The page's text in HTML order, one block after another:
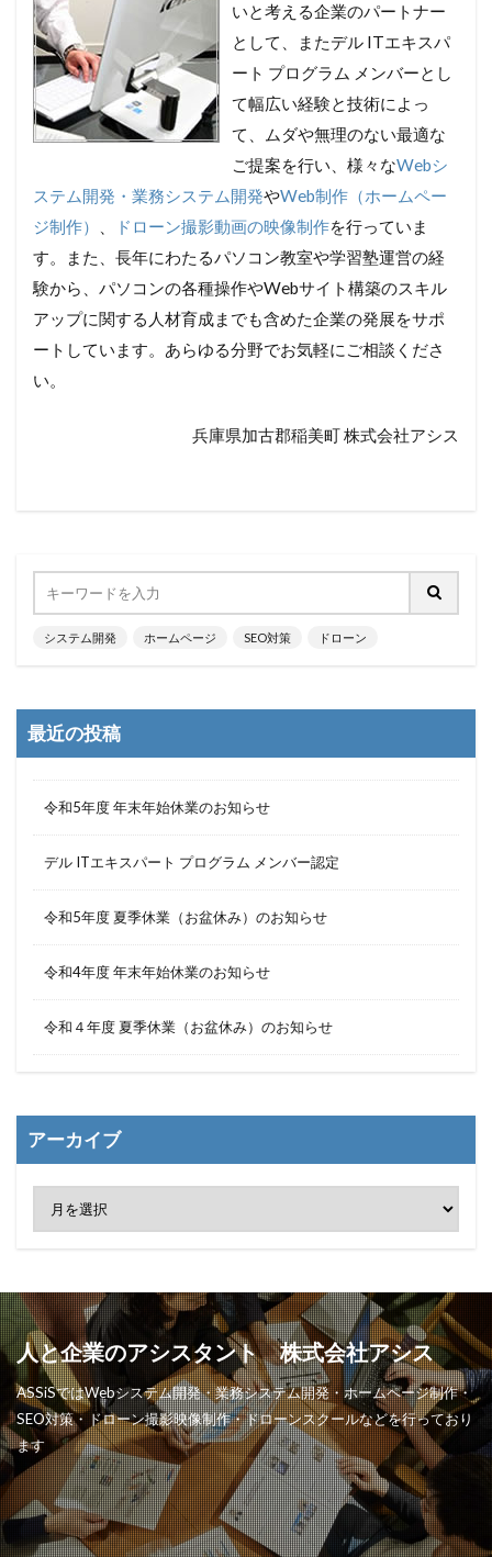
いと考える企業のパートナー
として、またデル ITエキスパ
ート プログラム メンバーとし
て幅広い経験と技術によっ
て、ムダや無理のない最適な
ご提案を行い、様々なWebシ
ステム開発・業務システム開発やWeb制作（ホームペー
ジ制作）
ドローン撮影動画の映像制作を行っていま
す。また、長年にわたるパソコン教室や学習塾運営の経
験から、パソコンの各種操作やWebサイト構築のスキル
アップに関する人材育成までも含めた企業の発展をサポ
ートしています。あらゆる分野でお気軽にご相談くださ
い。
兵庫県加古郡稲美町 株式会社アシス
システム開発 ホームページ SEO対策 ドローン
最近の投稿
令和5年度 年末年始休業のお知らせ
デル ITエキスパート プログラム メンバー認定
令和5年度 夏季休業（お盆休み）のお知らせ
令和4年度 年末年始休業のお知らせ
令和４年度 夏季休業（お盆休み）のお知らせ
アーカイブ
人と企業のアシスタント 株式会社アシス
ASSiSではWebシステム開発・業務システム開発・ホームページ制作・
SEO対策・ドローン撮影映像制作・ドローンスクールなどを行っており
ます